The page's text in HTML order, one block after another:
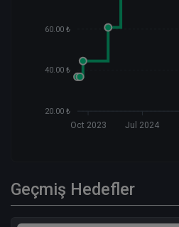
60.00 ₺
40.00 ₺
20.00 ₺
Oct 2023 Jul 2024
Geçmiş Hedefler